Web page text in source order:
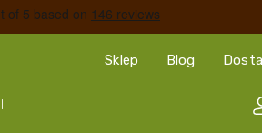
Sklep Blog